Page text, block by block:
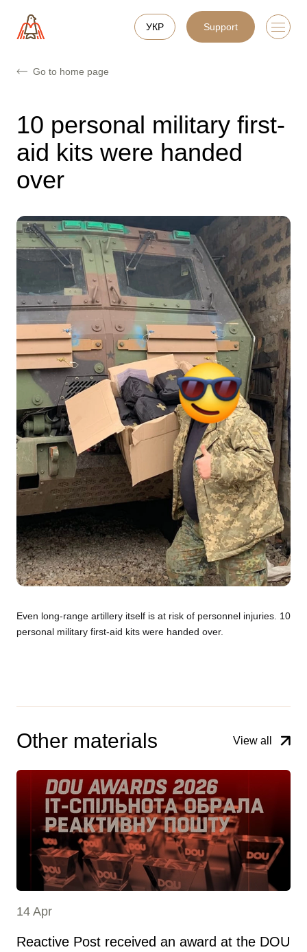
УКР Support
Go to home page
10 personal military first-
aid kits were handed
over
Even long-range artillery itself is at risk of personnel injuries. 10
personal military first-aid kits were handed over.
Other materials View all
14 Apr
Reactive Post received an award at the DOU